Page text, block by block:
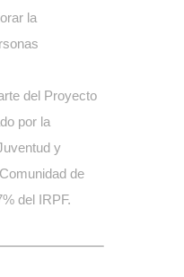
la
del Proyecto
por la
y
de
del IRPF.